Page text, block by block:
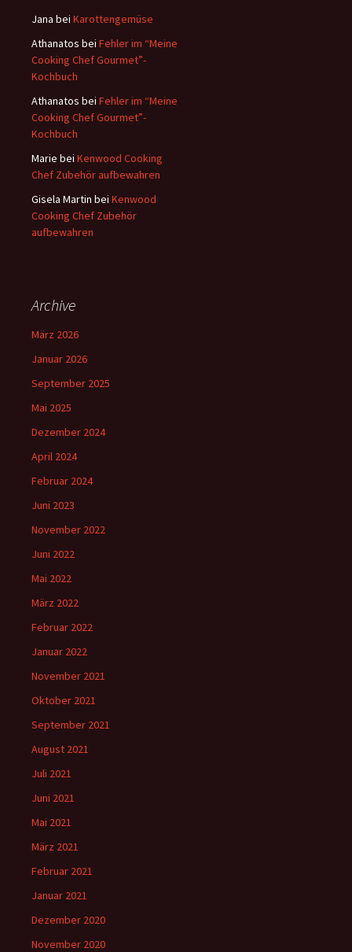
c
h
:
Jana bei Karottengemüse
Athanatos bei Fehler im “Meine
Cooking Chef Gourmet”-
Kochbuch
Athanatos bei Fehler im “Meine
Cooking Chef Gourmet”-
Kochbuch
Marie bei Kenwood Cooking
Chef Zubehör aufbewahren
Gisela Martin bei Kenwood
Cooking Chef Zubehör
aufbewahren
Archive
März 2026
Januar 2026
September 2025
Mai 2025
Dezember 2024
April 2024
Februar 2024
Juni 2023
November 2022
Juni 2022
Mai 2022
März 2022
Februar 2022
Januar 2022
November 2021
Oktober 2021
September 2021
August 2021
Juli 2021
Juni 2021
Mai 2021
März 2021
Februar 2021
Januar 2021
Dezember 2020
November 2020